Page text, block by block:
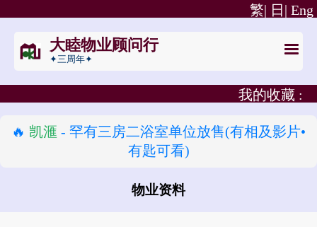
Eng
日|
繁|
大睦物业顾问行
✦三周年✦
我的收藏 :
🔥 凯滙 - 罕有三房二浴室单位放售(有相及影片•
有匙可看)
物业资料